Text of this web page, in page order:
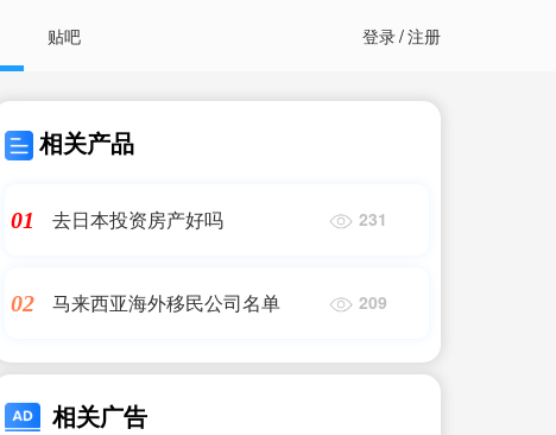
贴吧 登录/注册
相关产品
01 去日本投资房产好吗 231
02 马来西亚海外移民公司名单 209
相关广告